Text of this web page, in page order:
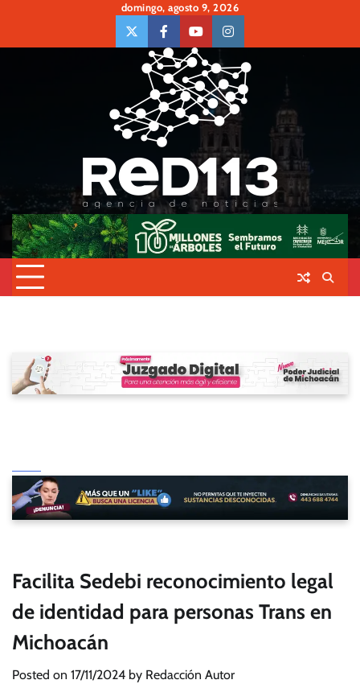
content
domingo, agosto 9, 2026
twiter Face Youtubeinsta
Facilita Sedebi reconocimiento legal
de identidad para personas Trans en
Michoacán
Posted on 17/11/2024 by Redacción Autor